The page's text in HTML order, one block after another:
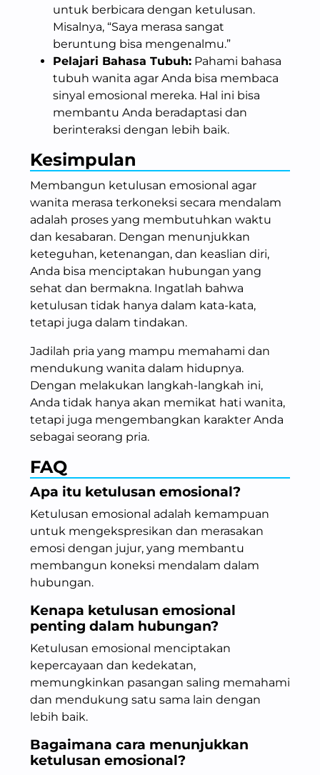
untuk berbicara dengan ketulusan.
Misalnya, “Saya merasa sangat
beruntung bisa mengenalmu.”
Pelajari Bahasa Tubuh: Pahami bahasa
tubuh wanita agar Anda bisa membaca
sinyal emosional mereka. Hal ini bisa
membantu Anda beradaptasi dan
berinteraksi dengan lebih baik.
Kesimpulan
Membangun ketulusan emosional agar
wanita merasa terkoneksi secara mendalam
adalah proses yang membutuhkan waktu
dan kesabaran. Dengan menunjukkan
keteguhan, ketenangan, dan keaslian diri,
Anda bisa menciptakan hubungan yang
sehat dan bermakna. Ingatlah bahwa
ketulusan tidak hanya dalam kata-kata,
tetapi juga dalam tindakan.
Jadilah pria yang mampu memahami dan
mendukung wanita dalam hidupnya.
Dengan melakukan langkah-langkah ini,
Anda tidak hanya akan memikat hati wanita,
tetapi juga mengembangkan karakter Anda
sebagai seorang pria.
FAQ
Apa itu ketulusan emosional?
Ketulusan emosional adalah kemampuan
untuk mengekspresikan dan merasakan
emosi dengan jujur, yang membantu
membangun koneksi mendalam dalam
hubungan.
Kenapa ketulusan emosional
penting dalam hubungan?
Ketulusan emosional menciptakan
kepercayaan dan kedekatan,
memungkinkan pasangan saling memahami
dan mendukung satu sama lain dengan
lebih baik.
Bagaimana cara menunjukkan
ketulusan emosional?